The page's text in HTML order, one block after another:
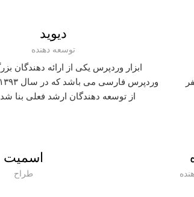
نفر
دیوید
توسعه دهنده
ابزار وردپرس یکی از ارائه دهندگان
از توسعه دهندگان ارشد فعلی بنا
اسمیت
طراح